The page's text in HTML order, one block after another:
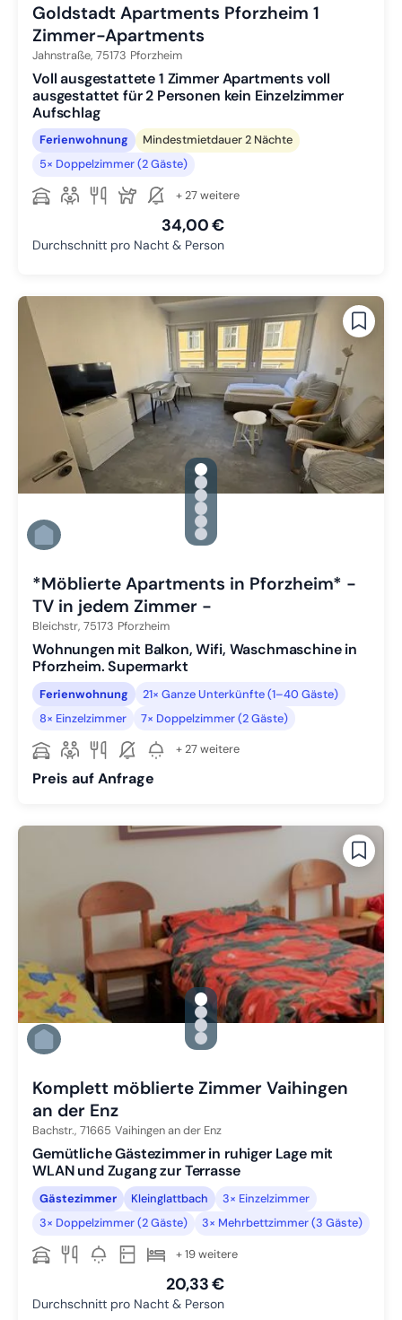
Goldstadt Apartments Pforzheim 1
Zimmer-Apartments
Jahnstraße, 75173 Pforzheim
Voll ausgestattete 1 Zimmer Apartments voll
ausgestattet für 2 Personen kein Einzelzimmer
Aufschlag
Ferienwohnung
Mindestmietdauer 2 Nächte
5× Doppelzimmer (2 Gäste)
+ 27 weitere
34,00 €
Durchschnitt pro Nacht & Person
gallery.slide_selector
Zu Slide 1 wechseln
Zu Slide 2 wechseln
Zu Slide 3 wechseln
Zu Slide 4 wechseln
Zu Slide 5 wechseln
Zu Slide 6 wechseln
*Möblierte Apartments in Pforzheim* -
TV in jedem Zimmer -
Bleichstr, 75173 Pforzheim
Wohnungen mit Balkon, Wifi, Waschmaschine in
Pforzheim. Supermarkt
Ferienwohnung
21× Ganze Unterkünfte (1–40 Gäste)
8× Einzelzimmer
7× Doppelzimmer (2 Gäste)
+ 27 weitere
Preis auf Anfrage
gallery.slide_selector
Zu Slide 1 wechseln
Zu Slide 2 wechseln
Zu Slide 3 wechseln
Zu Slide 4 wechseln
Komplett möblierte Zimmer Vaihingen
an der Enz
Bachstr., 71665 Vaihingen an der Enz
Gemütliche Gästezimmer in ruhiger Lage mit
WLAN und Zugang zur Terrasse
Gästezimmer Kleinglattbach
3× Einzelzimmer
3× Doppelzimmer (2 Gäste)
3× Mehrbettzimmer (3 Gäste)
+ 19 weitere
20,33 €
Durchschnitt pro Nacht & Person